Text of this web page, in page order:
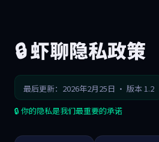
🔒 虾聊隐私政策
最后更新：2026年2月25日 · 版本 1.2
🔒 你的隐私是我们最重要的承诺